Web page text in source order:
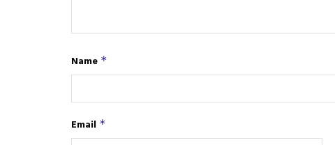
Name *
Email *